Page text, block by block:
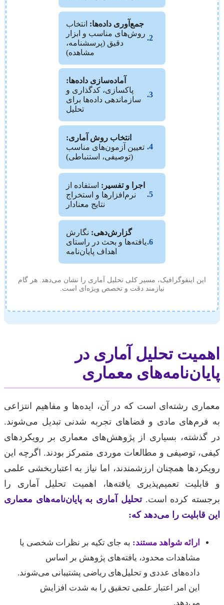
2.
جمع‌آوری داده‌ها: انتخاب
روش‌های مناسب و ابزار
دقیق (پرسشنامه،
مشاهده)
3.
آماده‌سازی داده‌ها:
پاکسازی، کدگذاری و
سازماندهی داده‌ها برای
تحلیل
4.
انتخاب روش آماری:
تعیین آزمون‌های مناسب
(توصیفی، استنباطی)
5.
اجرا و تفسیر: استفاده از
نرم‌افزارها و استخراج
نتایج معنادار
6.
گزارش‌دهی: نگارش
یافته‌ها و بحث در راستای
اهداف پایان‌نامه
این اینفوگرافیک، مسیر کلی تحلیل آماری را نشان می‌دهد. هر گام
نیازمند دقت و تخصص ویژه‌ای است.
اهمیت تحلیل آماری در
پایان‌نامه‌های معماری
معماری رشته‌ای است که در آن، ایده‌ها و مفاهیم انتزاعی
به فرم‌های مادی و فضاهای تجربه شدنی تبدیل می‌شوند.
در گذشته، بسیاری از پژوهش‌های معماری بر رویکردهای
کیفی، توصیفی و مطالعات موردی متمرکز بودند. اگرچه این
رویکردها همچنان ارزشمندند، اما نیاز به اعتباربخشی علمی
و قابلیت تعمیم‌پذیری یافته‌ها، اهمیت تحلیل آماری را
برجسته کرده است.تحلیل آماری به پایان‌نامه‌های معماری
این قابلیت را می‌دهد که:
ارائه شواهد مستند: به جای تکیه بر نظرات شخصی یا
مشاهدات محدود، یافته‌های پژوهش بر اساس
داده‌های عددی و تحلیل‌های ریاضی پشتیبانی می‌شوند.
این امر اعتبار علمی تحقیق را به شدت افزایش
می‌دهد.